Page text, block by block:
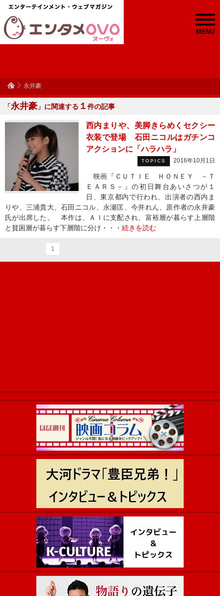
MENU
永井豪
「永井豪 」に関連する １ 件の記事
西内まりや、美脚きらめくセクシー
衣装で登場 石田ニコルはガチンコ
アクションに「ハラハラ」
TOPICS 2016年10月1日
映画『ＣＵＴＩＥ ＨＯＮＥＹ －Ｔ
ＥＡＲＳ－』の初日舞台あいさつが１
日、東京都内で行われ、出演者の西内ま
りや、三浦貴大、石田ニコル、永瀬匡、今井れん、原作者の永井豪
氏が出席した。 本作は、ＡＩに支配され、富裕層が暮らす上層階
と貧困層が暮らす下層階に分け・・・ 続きを読む
1